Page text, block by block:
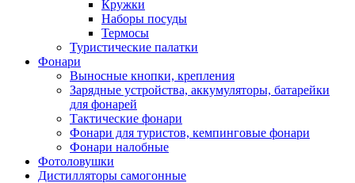
Кружки
Наборы посуды
Термосы
Туристические палатки
Фонари
Выносные кнопки, крепления
Зарядные устройства, аккумуляторы, батарейки
для фонарей
Тактические фонари
Фонари для туристов, кемпинговые фонари
Фонари налобные
Фотоловушки
Дистилляторы самогонные